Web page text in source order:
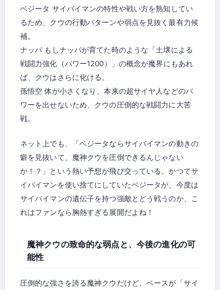
ベジータ サイバイマンの特性や戦い方を熟知してい
るため、クウの行動パターンや弱点を見抜く最有力候
補。
ナッパ もしナッパが育てた時のような「土壌による
戦闘力強化（パワー1200）」の概念が魔界にもあれ
ば、クウはさらに化ける。
孫悟空 体が小さくなり、本来の超サイヤ人などのパ
ワーを出せないため、クウの圧倒的な戦闘力に大苦
戦。
ネット上でも、「ベジータならサイバイマンの動きの
癖を見抜いて、魔神クウを圧倒できるんじゃない
か！？」という熱い予想が飛び交っている。かつてサ
イバイマンを使い捨てにしていたベジータが、今度は
サイバイマンの遺伝子を持つ強敵とどう戦うのか、こ
れはファンなら胸熱すぎる展開だよね！
魔神クウの致命的な弱点と、今後の進化の可
能性
圧倒的な強さを誇る魔神クウだけど、ベースが「サイ